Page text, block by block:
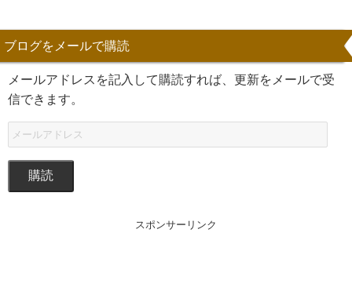
ブログをメールで購読
メールアドレスを記入して購読すれば、更新をメールで受
信できます。
購読
スポンサーリンク